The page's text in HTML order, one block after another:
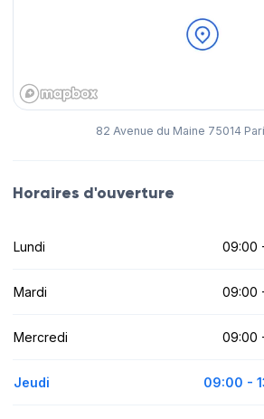
82 Avenue du Maine 75014
Horaires d'ouverture
Lundi 09:00
Mardi 09:00
Mercredi 09:00
Jeudi 09:00 -